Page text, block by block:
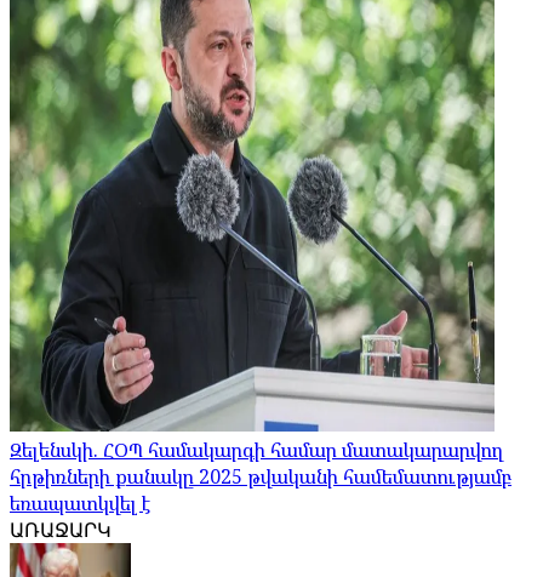
Զելենսկի. ՀՕՊ համակարգի համար մատակարարվող
հրթիռների քանակը 2025 թվականի համեմատությամբ
եռապատկվել է
ԱՌԱՋԱՐԿ